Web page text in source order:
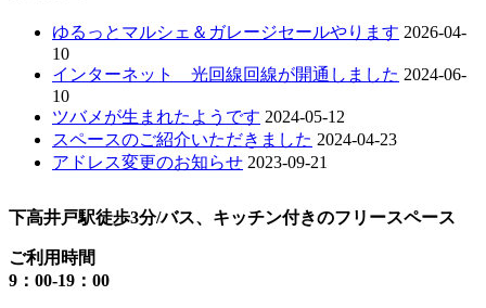
ゆるっとマルシェ＆ガレージセールやります 2026-04-
10
インターネット 光回線回線が開通しました 2024-06-
10
ツバメが生まれたようです 2024-05-12
スペースのご紹介いただきました 2024-04-23
アドレス変更のお知らせ 2023-09-21
下高井戸駅徒歩3分/バス、キッチン付きのフリースペース
ご利用時間
9：00-19：00